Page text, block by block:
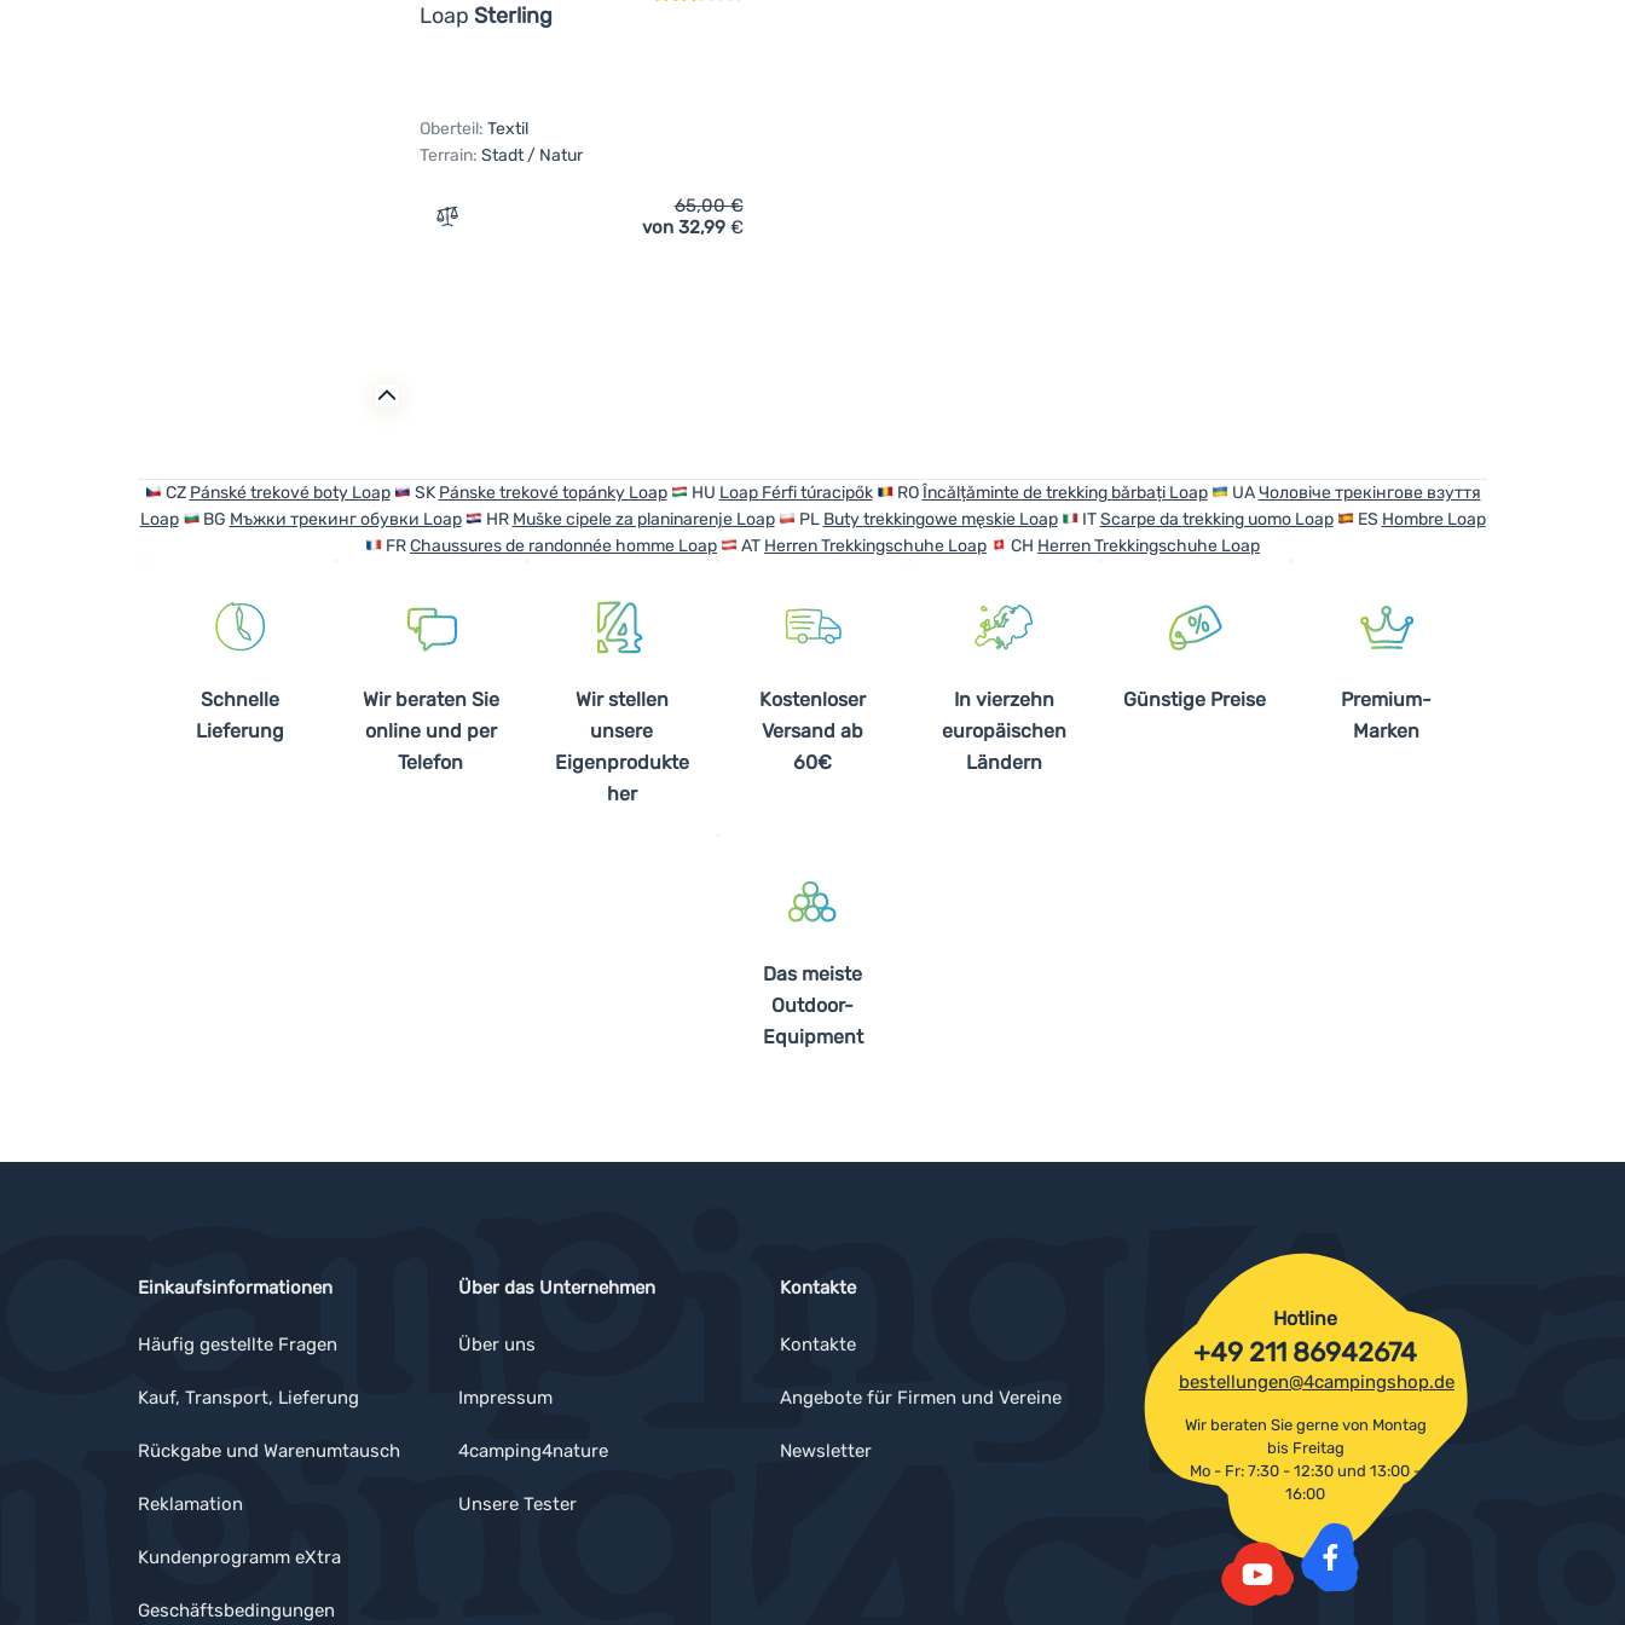
Loap Sterling
Oberteil: Textil
Terrain: Stadt / Natur
Zum Vergleich 'Herrenschuhe Loap Sterling' hinzufügen
65,00€
von 32,99 €
CZ Pánské trekové boty Loap SK Pánske trekové topánky Loap HU Loap Férfi túracipők ROÎncălțăminte de trekking bărbați Loap UAЧоловіче трекінгове взуття
Loap
BG Мъжки трекинг обувки Loap HR Muške cipele za planinarenje Loap PL Buty trekkingowe męskie Loap ITScarpe da trekking uomo Loap ES Hombre Loap
FRChaussures de randonnée homme Loap AT Herren Trekkingschuhe Loap CH Herren Trekkingschuhe Loap
Schnelle
Lieferung
Wir beraten Sie
online und per
Telefon
Wir stellen
unsere
Eigenprodukte
her
Kostenloser
Versand ab
60€
In vierzehn
europäischen
Ländern
Günstige Preise
Premium-
Marken
Das meiste
Outdoor-
Equipment
Einkaufsinformationen
Häufig gestellte Fragen
Kauf, Transport, Lieferung
Rückgabe und Warenumtausch
Reklamation
Kundenprogramm eXtra
Geschäftsbedingungen
Über das Unternehmen
Über uns
Impressum
4camping4nature
Unsere Tester
Kontakte
Kontakte
Angebote für Firmen und Vereine
Newsletter
Hotline
+49 211 86942674
bestellungen@4campingshop.de
Wir beraten Sie gerne von Montag
bis Freitag
Mo - Fr: 7:30 - 12:30 und 13:00 -
16:00